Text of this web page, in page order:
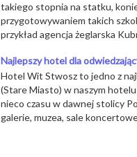
takiego stopnia na statku,
przygotowywaniem takich
przykład agencja żeglarska
Najlepszy hotel dla
Hotel Wit Stwosz to jedno z
(Stare Miasto) w naszym
nieco czasu w dawnej stolicy
galerie, muzea, sale